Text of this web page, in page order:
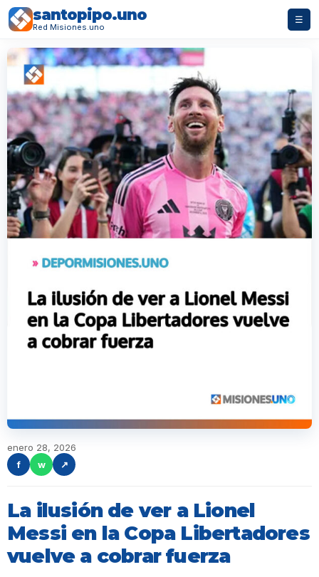
santopipo.uno
Red Misiones.uno
☰
enero 28, 2026
f
w ↗
La ilusión de ver a Lionel
Messi en la Copa Libertadores
vuelve a cobrar fuerza